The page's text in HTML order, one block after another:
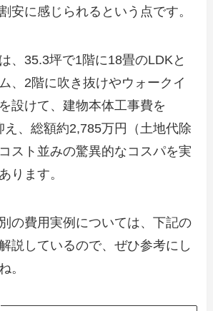
安に感じられるという点です。
、35.3坪で1階に18畳のLDKと
、2階に吹き抜けやウォークイ
設けて、建物本体工事費を
え、総額約2,785万円（土地代除
スト並みの驚異的なコスパを実
ります。
の費用実例については、下記の
説しているので、ぜひ参考にし
。